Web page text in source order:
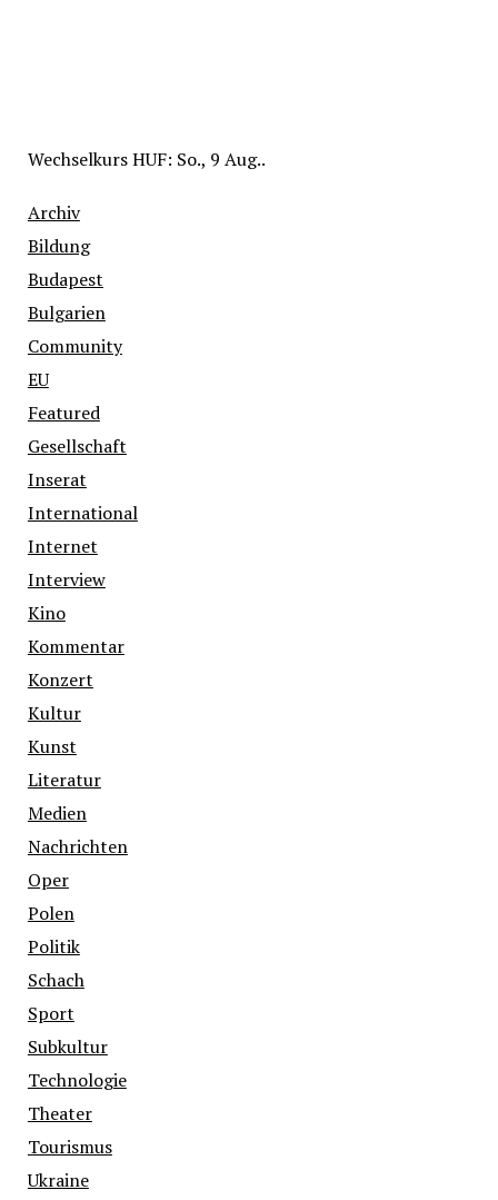
WechselkursHUF: So., 9 Aug..
Archiv
Bildung
Budapest
Bulgarien
Community
EU
Featured
Gesellschaft
Inserat
International
Internet
Interview
Kino
Kommentar
Konzert
Kultur
Kunst
Literatur
Medien
Nachrichten
Oper
Polen
Politik
Schach
Sport
Subkultur
Technologie
Theater
Tourismus
Ukraine